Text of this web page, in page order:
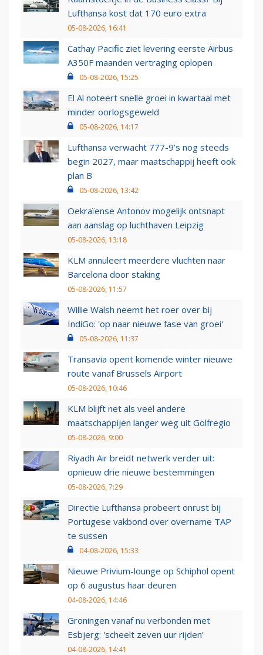
Lufthansa kost dat 170 euro extra
05-08-2026, 16:41
Cathay Pacific ziet levering eerste Airbus
A350F maanden vertraging oplopen
05-08-2026, 15:25
El Al noteert snelle groei in kwartaal met
minder oorlogsgeweld
05-08-2026, 14:17
Lufthansa verwacht 777-9’s nog steeds
begin 2027, maar maatschappij heeft ook
plan B
05-08-2026, 13:42
Oekraïense Antonov mogelijk ontsnapt
aan aanslag op luchthaven Leipzig
05-08-2026, 13:18
KLM annuleert meerdere vluchten naar
Barcelona door staking
05-08-2026, 11:57
Willie Walsh neemt het roer over bij
IndiGo: 'op naar nieuwe fase van groei'
05-08-2026, 11:37
Transavia opent komende winter nieuwe
route vanaf Brussels Airport
05-08-2026, 10:46
KLM blijft net als veel andere
maatschappijen langer weg uit Golfregio
05-08-2026, 9:00
Riyadh Air breidt netwerk verder uit:
opnieuw drie nieuwe bestemmingen
05-08-2026, 7:29
Directie Lufthansa probeert onrust bij
Portugese vakbond over overname TAP
te sussen
04-08-2026, 15:33
Nieuwe Privium-lounge op Schiphol opent
op 6 augustus haar deuren
04-08-2026, 14:46
Groningen vanaf nu verbonden met
Esbjerg: 'scheelt zeven uur rijden'
04-08-2026, 14:41